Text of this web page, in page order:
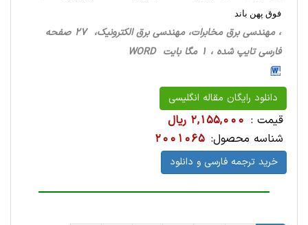
فوق پهن باند
، مهندسی برق مخابرات، مهندسی برق الکترونیک، 27 صفحه
فارسی تایپ شده ، 1 مگا بایت WORD
دانلود رایگان مقاله انگلیسی
قیمت : 2,155,000 ریال
شناسه محصول: 2001065
خرید ترجمه فارسی و دانلود